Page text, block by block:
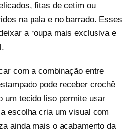
fitas de cetim ou
na pala e no barrado. Esses
a roupa mais exclusiva e
com a combinação entre
pode receber crochê
um tecido liso permite usar
escolha cria um visual com
ainda mais o acabamento da